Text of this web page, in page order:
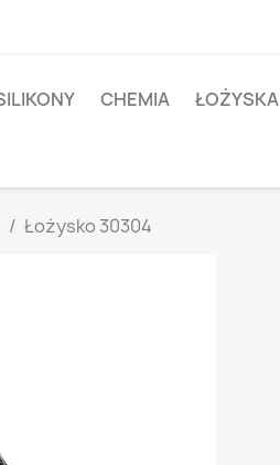
CHEMIA ŁOŻYSKA
Łożysko 30304